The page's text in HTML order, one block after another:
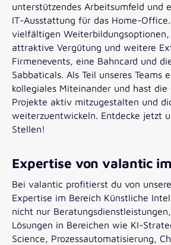
unterstützendes Arbeitsumfeld und
IT-Ausstattung für das Home-
vielfältigen
attraktive Vergütung und weitere
Firmenevents, eine Bahncard und
Sabbaticals. Als Teil unseres Teams
kollegiales Miteinander und hast die
Projekte aktiv mitzugestalten und
weiterzuentwickeln. Entdecke jetzt
Stellen!
Expertise von valantic
Bei valantic profitierst du von
Expertise im Bereich Künstliche
nicht nur
Lösungen in Bereichen wie KI-
Science, Prozessautomatisierung,